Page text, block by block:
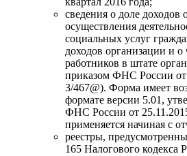
сведения о доле доходов
осуществления
социальных услуг
доходов организации и о
работников в штате
приказом ФНС России
3/467@). Форма имеет
формате версии 5.01,
ФНС России от
применяется начиная с
реестры,
165 Налогового кодекса